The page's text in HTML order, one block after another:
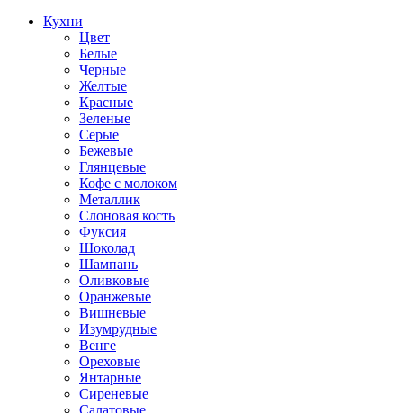
Кухни
Цвет
Белые
Черные
Желтые
Красные
Зеленые
Серые
Бежевые
Глянцевые
Кофе с молоком
Металлик
Слоновая кость
Фуксия
Шоколад
Шампань
Оливковые
Оранжевые
Вишневые
Изумрудные
Венге
Ореховые
Янтарные
Сиреневые
Салатовые